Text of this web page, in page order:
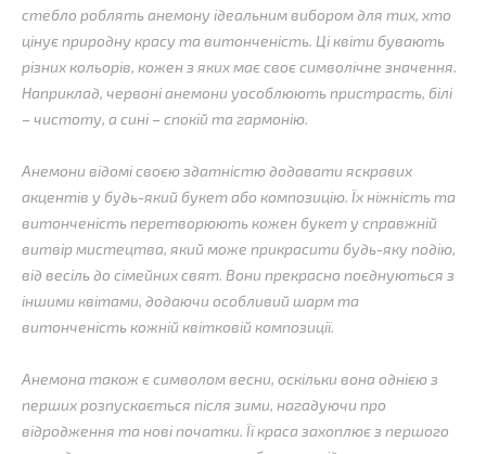
стебло роблять анемону ідеальним вибором для тих, хто
цінує природну красу та витонченість. Ці квіти бувають
різних кольорів, кожен з яких має своє символічне значення.
Наприклад, червоні анемони уособлюють пристрасть, білі
– чистоту, а сині – спокій та гармонію.
Анемони відомі своєю здатністю додавати яскравих
акцентів у будь-який букет або композицію. Їх ніжність та
витонченість перетворюють кожен букет у справжній
витвір мистецтва, який може прикрасити будь-яку подію,
від весіль до сімейних свят. Вони прекрасно поєднуються з
іншими квітами, додаючи особливий шарм та
витонченість кожній квітковій композиції.
Анемона також є символом весни, оскільки вона однією з
перших розпускається після зими, нагадуючи про
відродження та нові початки. Її краса захоплює з першого